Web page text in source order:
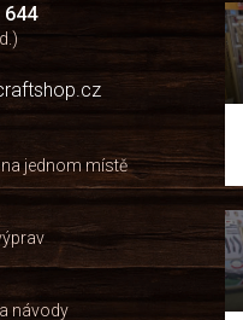
644
jednom místě
návody